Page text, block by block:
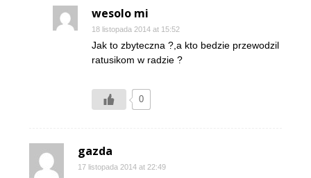
wesolo mi
18 listopada 2014 at 15:52
Jak to zbyteczna ?,a kto bedzie przewodzil
ratusikom w radzie ?
0
gazda
17 listopada 2014 at 22:49